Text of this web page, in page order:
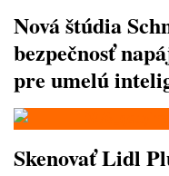
Nová štúdia
bezpečnosť
pre umelú
Skenovať Lidl